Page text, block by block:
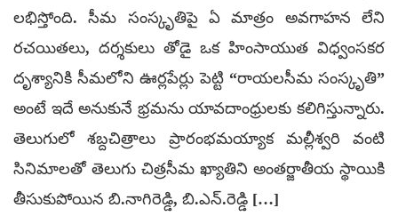
లభిస్తోంది. సీమ సంస్కృతిపై ఏ మాత్రం అవగాహన లేని
రచయితలు, దర్శకులు తోడై ఒక హింసాయుత విధ్వంసకర
దృశ్యానికి సీమలోని ఊర్లపేర్లు పెట్టి “రాయలసీమ సంస్కృతి”
అంటే ఇదే అనుకునే భ్రమను యావదాంధ్రులకు కలిగిస్తున్నారు.
తెలుగులో శబ్దచిత్రాలు ప్రారంభమయ్యాక మల్లీశ్వరి వంటి
సినిమాలతో తెలుగు చిత్రసీమ ఖ్యాతిని అంతర్జాతీయ స్థాయికి
తీసుకుపోయిన బి.నాగిరెడ్డి, బి.ఎన్.రెడ్డి […]